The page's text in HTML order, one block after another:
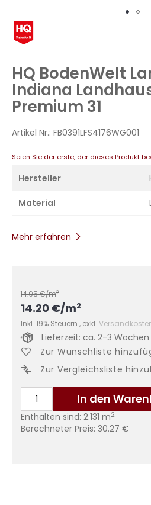
Zum
Anfang
springen
HQ BodenWelt
Indiana
Premium 31
Artikel Nr.: FB0391LFS4176WG001
Seien Sie der erste, der dieses Produkt
Hersteller
Material
Mehr erfahren
14.95€/m2
14.20 €/m2
Inkl. 19% Steuern , exkl.
In den
Enthalten sind: 2.131 m2
Berechneter Preis: 30.27 €
Lieferzeit: ca. 2-3 Wochen
Zur Wunschliste
Zur Vergleichsliste